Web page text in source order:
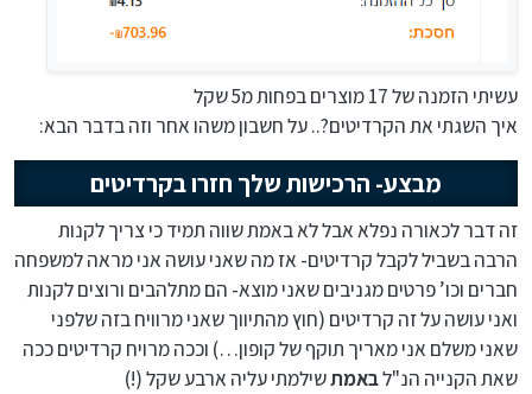
עשיתי הזמנה של 17 מוצרים בפחות מ5 שקל
איך השגתי את הקרדיטים?.. על חשבון משהו אחר וזה בדבר הבא:
מבצע- הרכישות שלך חזרו בקרדיטים
זה דבר לכאורה נפלא אבל לא באמת שווה תמיד כי צריך לקנות
הרבה בשביל לקבל קרדיטים- אז מה שאני עושה אני מראה למשפחה
חברים וכו’ פרטים מגניבים שאני מוצא- הם מתלהבים ורוצים לקנות
ואני עושה על זה קרדיטים (חוץ מהתיווך שאני מרוויח בזה שלפני
שאני משלם אני מאריך תוקף של קופון…) וככה מרויח קרדיטים ככה
שאת הקנייה הנ"לבאמתשילמתי עליה ארבע שקל (!)